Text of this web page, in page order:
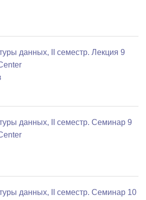
данных, II семестр. Лекция 9
данных, II семестр. Семинар 9
данных, II семестр. Семинар 10